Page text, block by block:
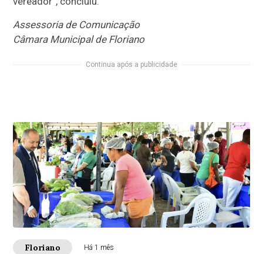
Assessoria de Comunicação
Câmara Municipal de Floriano
Continua após a publicidade
Floriano Há 1 mês